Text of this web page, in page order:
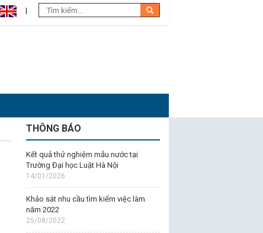
THÔNG BÁO
Kết quả thử nghiệm mẫu nước tại
Trường Đại học Luật Hà Nội
14/01/2026
Khảo sát nhu cầu tìm kiếm việc làm
năm 2022
25/08/2022